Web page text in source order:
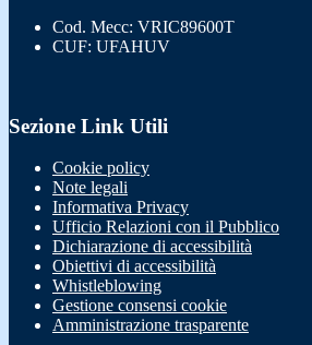
Cod. Mecc: VRIC89600T
CUF: UFAHUV
Sezione Link Utili
Cookie policy
Note legali
Informativa Privacy
Ufficio Relazioni con il Pubblico
Dichiarazione di accessibilità
Obiettivi di accessibilità
Whistleblowing
Gestione consensi cookie
Amministrazione trasparente